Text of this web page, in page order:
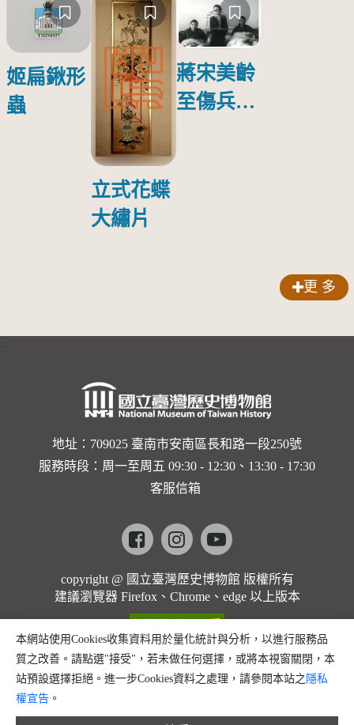
姬扁鍬形
蟲
立式花蝶
大繡片
蔣宋美齡
至傷兵醫
傷日本戰
更 多
地址：709025 臺南市安南區長和路一段250號
服務時段：周一至周五 09:30 - 12:30、13:30 - 17:30
客服信箱
Facebookinstagramyoutube
copyright @ 國立臺灣歷史博物館 版權所有
建議瀏覽器 Firefox、Chrome、edge 以上版本
本網站使用Cookies收集資料用於量化統計與分析，以進行服務品
質之改善。請點選"接受"，若未做任何選擇，或將本視窗關閉，本
站預設選擇拒絕。進一步Cookies資料之處理，請參閱本站之 隱私
權宣告 。